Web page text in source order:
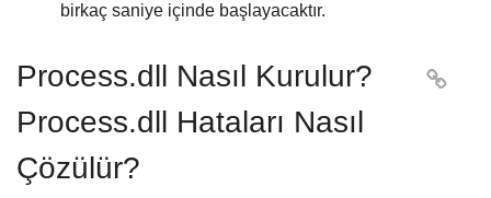
birkaç saniye içinde başlayacaktır.
Process.dll Nasıl Kurulur?
Process.dll Hataları Nasıl
Çözülür?
